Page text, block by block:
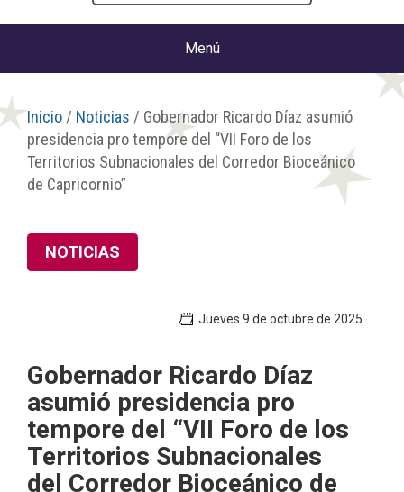
Menú
Inicio / Noticias / Gobernador Ricardo Díaz asumió
presidencia pro tempore del “VII Foro de los
Territorios Subnacionales del Corredor Bioceánico
de Capricornio”
NOTICIAS
Jueves 9 de octubre de 2025
Gobernador Ricardo Díaz
asumió presidencia pro
tempore del “VII Foro de los
Territorios Subnacionales
del Corredor Bioceánico de